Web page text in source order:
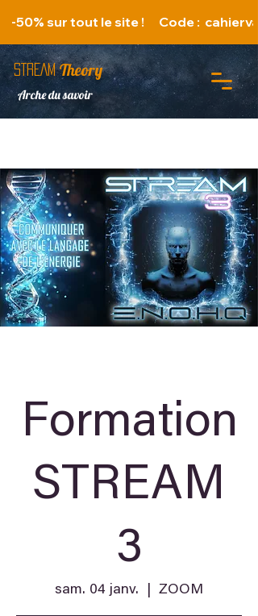
-50% sur tout le site !      Code :
STREAM Theory
Arche du savoir
Formation
STREAM
3
sam. 04 janv. ZOOM